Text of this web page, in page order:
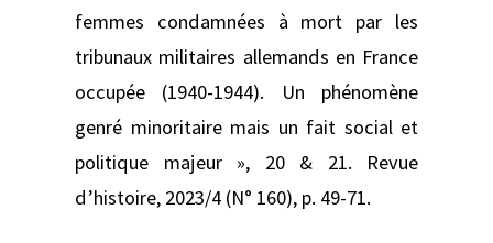
femmes condamnées à mort par les
tribunaux militaires allemands en France
occupée (1940-1944). Un phénomène
genré minoritaire mais un fait social et
politique majeur », 20 & 21. Revue
d’histoire, 2023/4 (N° 160), p. 49-71.